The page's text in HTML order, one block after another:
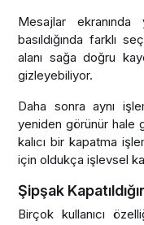
Mesajlar
basıldığında farklı
alanı sağa doğru
gizleyebiliyor.
Daha sonra aynı
yeniden görünür hale
kalıcı bir kapatma
için oldukça işlevsel
Şipşak
Birçok kullanıcı